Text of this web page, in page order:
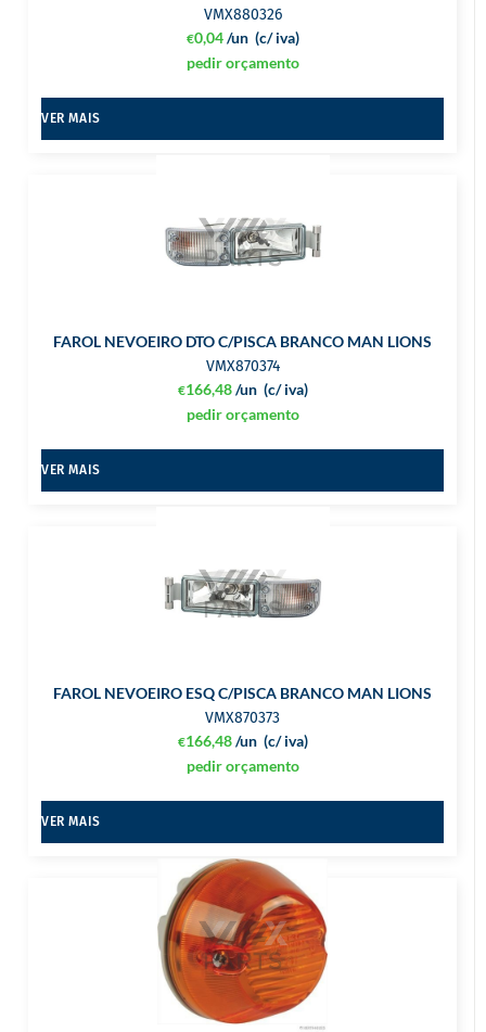
VMX880326
€0,04 (c/ iva)
/un
pedir orçamento
VER MAIS
FAROL NEVOEIRO DTO C/PISCA BRANCO MAN LIONS
VMX870374
€166,48 (c/ iva)
/un
pedir orçamento
VER MAIS
FAROL NEVOEIRO ESQ C/PISCA BRANCO MAN LIONS
VMX870373
€166,48 (c/ iva)
/un
pedir orçamento
VER MAIS